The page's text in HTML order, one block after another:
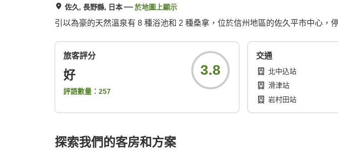
佐久, 長野縣, 日本 於地圖上顯示
引以為豪的天然溫泉有 8 種浴池和 2 種桑拿，位於信州地區的佐久平市中心，
旅客評分
好
評語數量： 257
3.8
交通
北中込站
滑津站
岩村田站
探索我們的客房和方案